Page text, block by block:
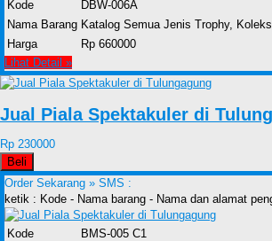
Kode
DBW-006A
Nama Barang Katalog Semua Jenis Trophy,
Harga
Rp 660000
Lihat Detail »
Jual Piala Spektakuler di
Rp 230000
Beli
Order Sekarang » SMS :
ketik : Kode - Nama barang - Nama dan alamat
Kode
BMS-005 C1